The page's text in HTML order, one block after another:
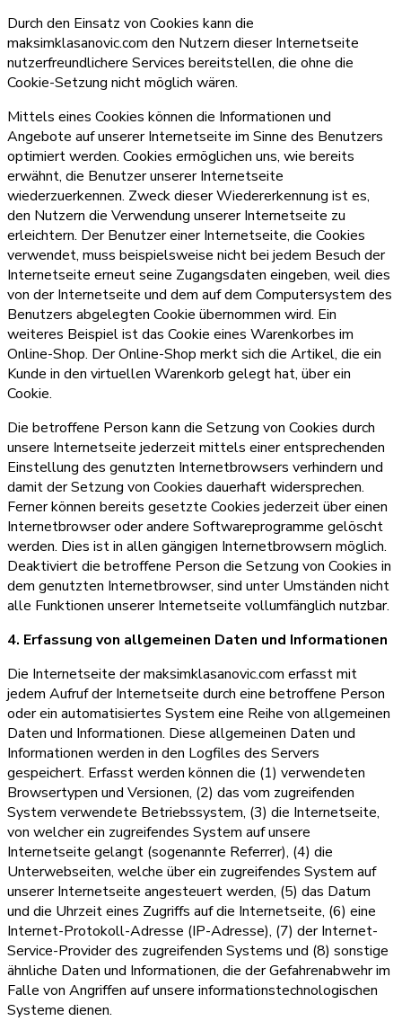
Durch den Einsatz von Cookies kann die
maksimklasanovic.com den Nutzern dieser Internetseite
nutzerfreundlichere Services bereitstellen, die ohne die
Cookie-Setzung nicht möglich wären.
Mittels eines Cookies können die Informationen und
Angebote auf unserer Internetseite im Sinne des Benutzers
optimiert werden. Cookies ermöglichen uns, wie bereits
erwähnt, die Benutzer unserer Internetseite
wiederzuerkennen. Zweck dieser Wiedererkennung ist es,
den Nutzern die Verwendung unserer Internetseite zu
erleichtern. Der Benutzer einer Internetseite, die Cookies
verwendet, muss beispielsweise nicht bei jedem Besuch der
Internetseite erneut seine Zugangsdaten eingeben, weil dies
von der Internetseite und dem auf dem Computersystem des
Benutzers abgelegten Cookie übernommen wird. Ein
weiteres Beispiel ist das Cookie eines Warenkorbes im
Online-Shop. Der Online-Shop merkt sich die Artikel, die ein
Kunde in den virtuellen Warenkorb gelegt hat, über ein
Cookie.
Die betroffene Person kann die Setzung von Cookies durch
unsere Internetseite jederzeit mittels einer entsprechenden
Einstellung des genutzten Internetbrowsers verhindern und
damit der Setzung von Cookies dauerhaft widersprechen.
Ferner können bereits gesetzte Cookies jederzeit über einen
Internetbrowser oder andere Softwareprogramme gelöscht
werden. Dies ist in allen gängigen Internetbrowsern möglich.
Deaktiviert die betroffene Person die Setzung von Cookies in
dem genutzten Internetbrowser, sind unter Umständen nicht
alle Funktionen unserer Internetseite vollumfänglich nutzbar.
4. Erfassung von allgemeinen Daten und Informationen
Die Internetseite der maksimklasanovic.com erfasst mit
jedem Aufruf der Internetseite durch eine betroffene Person
oder ein automatisiertes System eine Reihe von allgemeinen
Daten und Informationen. Diese allgemeinen Daten und
Informationen werden in den Logfiles des Servers
gespeichert. Erfasst werden können die (1) verwendeten
Browsertypen und Versionen, (2) das vom zugreifenden
System verwendete Betriebssystem, (3) die Internetseite,
von welcher ein zugreifendes System auf unsere
Internetseite gelangt (sogenannte Referrer), (4) die
Unterwebseiten, welche über ein zugreifendes System auf
unserer Internetseite angesteuert werden, (5) das Datum
und die Uhrzeit eines Zugriffs auf die Internetseite, (6) eine
Internet-Protokoll-Adresse (IP-Adresse), (7) der Internet-
Service-Provider des zugreifenden Systems und (8) sonstige
ähnliche Daten und Informationen, die der Gefahrenabwehr im
Falle von Angriffen auf unsere informationstechnologischen
Systeme dienen.